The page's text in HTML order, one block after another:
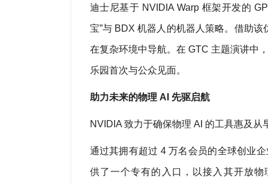
迪士尼基于 NVIDIA Warp 框架开发的
宝”与 BDX 机器人的机器人策略。借助
在复杂环境中导航。在 GTC 主题演讲中
乐园首次与公众见面。
助力未来的物理 AI 先驱启航
NVIDIA 致力于确保物理 AI 的工具惠及从
通过其拥有超过 4 万名会员的全球创业
供了一个专有的入口，以接入其开放物